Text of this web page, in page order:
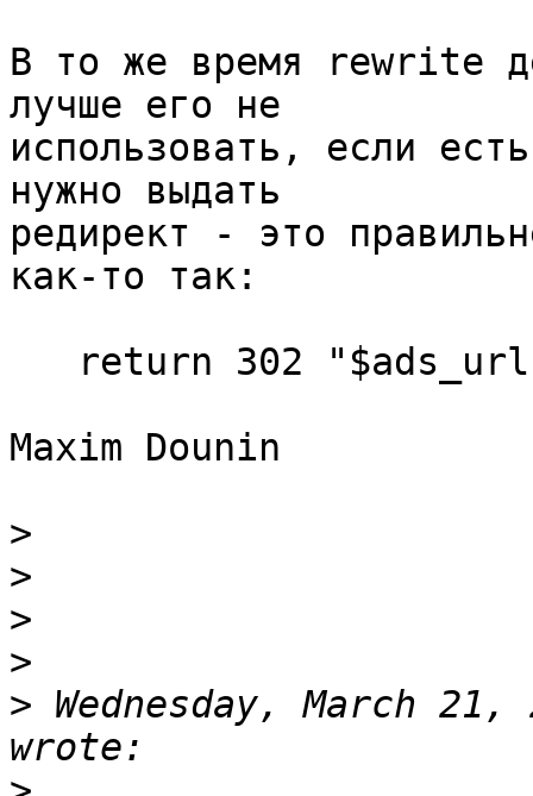
В то же время rewrite
лучше его не
использовать, если
нужно выдать
редирект - это
как-то так:
Maxim Dounin
>
>
>
>
> Wednesday, March